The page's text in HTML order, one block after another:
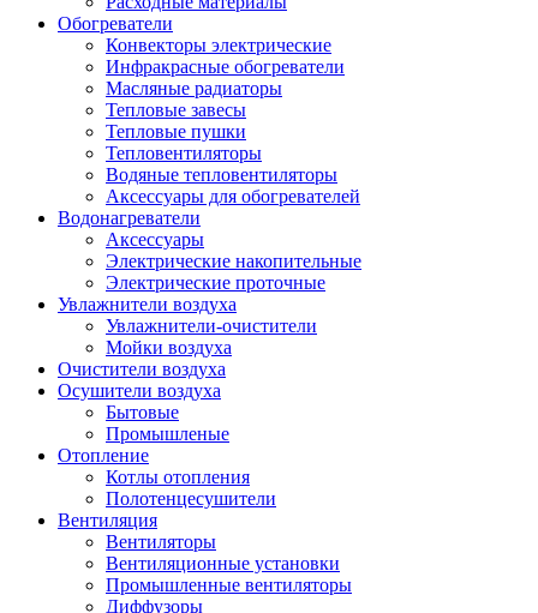
Обогреватели
Конвекторы электрические
Инфракрасные обогреватели
Масляные радиаторы
Тепловые завесы
Тепловые пушки
Тепловентиляторы
Водяные тепловентиляторы
Аксессуары для обогревателей
Водонагреватели
Аксессуары
Электрические накопительные
Электрические проточные
Увлажнители воздуха
Увлажнители-очистители
Мойки воздуха
Очистители воздуха
Осушители воздуха
Бытовые
Промышленые
Отопление
Котлы отопления
Полотенцесушители
Вентиляция
Вентиляторы
Вентиляционные установки
Промышленные вентиляторы
Диффузоры